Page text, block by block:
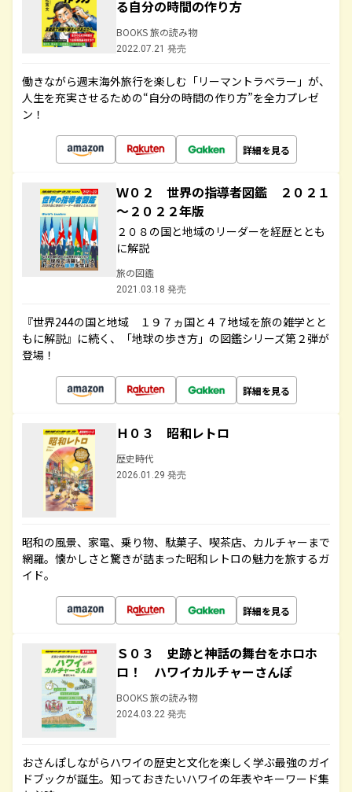
る自分の時間の作り方
BOOKS 旅の読み物
2022.07.21 発売
働きながら週末海外旅行を楽しむ「リーマントラベラー」が、
人生を充実させるための“自分の時間の作り方”を全力プレゼ
ン！
詳細を見る
Ｗ０２ 世界の指導者図鑑 ２０２１
～２０２２年版
２０８の国と地域のリーダーを経歴ととも
に解説
旅の図鑑
2021.03.18 発売
『世界244の国と地域 １９７ヵ国と４７地域を旅の雑学とと
もに解説』に続く、「地球の歩き方」の図鑑シリーズ第２弾が
登場！
詳細を見る
Ｈ０３ 昭和レトロ
歴史時代
2026.01.29 発売
昭和の風景、家電、乗り物、駄菓子、喫茶店、カルチャーまで
網羅。懐かしさと驚きが詰まった昭和レトロの魅力を旅するガ
イド。
詳細を見る
Ｓ０３ 史跡と神話の舞台をホロホ
ロ！ ハワイカルチャーさんぽ
BOOKS 旅の読み物
2024.03.22 発売
おさんぽしながらハワイの歴史と文化を楽しく学ぶ最強のガイ
ドブックが誕生。知っておきたいハワイの年表やキーワード集